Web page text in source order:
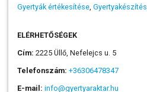
Gyertyák értékesítése, Gyertyakészítés
ELÉRHETŐSÉGEK
Cím: 2225 Üllő, Nefelejcs u. 5
Telefonszám: +36306478347
E-mail: info@gyertyaraktar.hu